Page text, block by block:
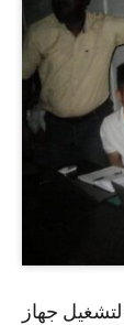
لتشغيل جهاز